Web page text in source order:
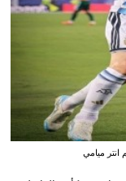
انتر ميامي